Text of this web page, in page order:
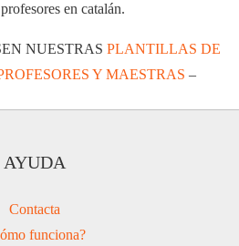
en catalán.
NUESTRAS PLANTILLAS DE
Y MAESTRAS –
AYUDA
Contacta
funciona?